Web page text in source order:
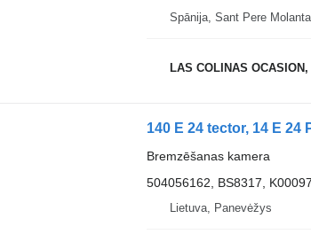
Spānija, Sant Pere
LAS COLINAS
Bremzēšanas kamera
504056162, BS8317,
Lietuva, Panevėžys